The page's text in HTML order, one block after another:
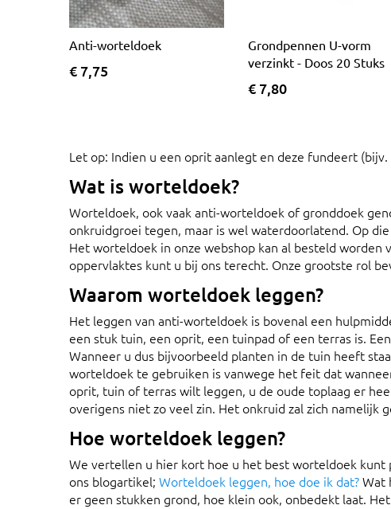
Anti-worteldoek
€ 7,75
Grondpennen U-vorm
verzinkt - Doos 20 Stuks
€ 7,80
Let op: Indien u een oprit aanlegt en deze fundeert
Wat is worteldoek?
Worteldoek, ook vaak anti-worteldoek of gronddoek
onkruidgroei tegen, maar is wel waterdoorlatend. Op
Het worteldoek in onze webshop kan al besteld
oppervlaktes kunt u bij ons terecht. Onze grootste rol
Waarom worteldoek leggen?
Het leggen van anti-worteldoek is bovenal een
een stuk tuin, een oprit, een tuinpad of een terras is.
Wanneer u dus bijvoorbeeld planten in de tuin heeft
worteldoek te gebruiken is vanwege het feit dat
oprit, tuin of terras wilt leggen, u de oude toplaag er
overigens niet zo veel zin. Het onkruid zal zich namelijk
Hoe worteldoek leggen?
We vertellen u hier kort hoe u het best worteldoek
ons blogartikel; Worteldoek leggen, hoe doe ik dat?Wat
er geen stukken grond, hoe klein ook, onbedekt laat.